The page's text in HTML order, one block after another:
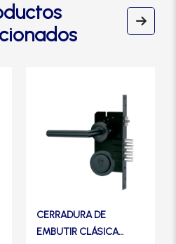
CERRADURA DE
EMBUTIR CLÁSICA